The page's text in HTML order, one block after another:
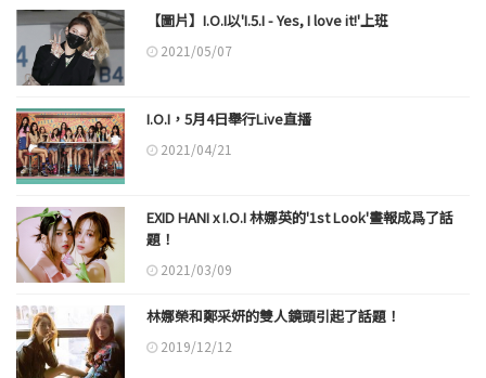
【圖片】I.O.I以'I.5.I - Yes, I love it!'上班
2021/05/07
I.O.I，5月4日舉行Live直播
2021/04/21
EXID HANI x I.O.I 林娜英的'1st Look'畫報成爲了話
題！
2021/03/09
林娜榮和鄭采妍的雙人鏡頭引起了話題！
2019/12/12